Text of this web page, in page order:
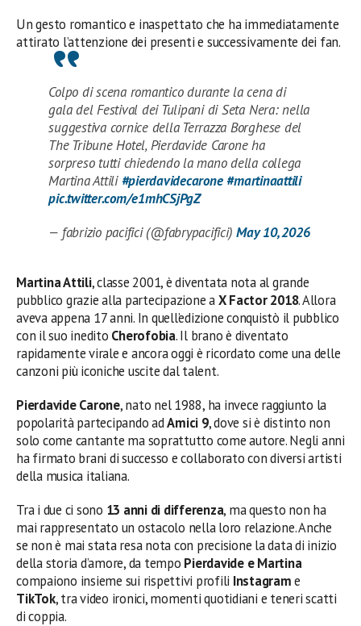
Un gesto romantico e inaspettato che ha immediatamente
attirato l’attenzione dei presenti e successivamente dei fan.
Colpo di scena romantico durante la cena di
gala del Festival dei Tulipani di Seta Nera: nella
suggestiva cornice della Terrazza Borghese del
The Tribune Hotel, Pierdavide Carone ha
sorpreso tutti chiedendo la mano della collega
Martina Attili #pierdavidecarone #martinaattili
pic.twitter.com/e1mhCSjPgZ
— fabrizio pacifici (@fabrypacifici)May 10, 2026
Martina Attili, classe 2001, è diventata nota al grande
pubblico grazie alla partecipazione aX Factor 2018. Allora
aveva appena 17 anni. In quell’edizione conquistò il pubblico
con il suo inedito Cherofobia. Il brano è diventato
rapidamente virale e ancora oggi è ricordato come una delle
canzoni più iconiche uscite dal talent.
Pierdavide Carone, nato nel 1988, ha invece raggiunto la
popolarità partecipando adAmici 9, dove si è distinto non
solo come cantante ma soprattutto come autore. Negli anni
ha firmato brani di successo e collaborato con diversi artisti
della musica italiana.
Tra i due ci sono 13 anni di differenza, ma questo non ha
mai rappresentato un ostacolo nella loro relazione. Anche
se non è mai stata resa nota con precisione la data di inizio
della storia d’amore, da tempo Pierdavide e Martina
compaiono insieme sui rispettivi profili Instagrame
TikTok, tra video ironici, momenti quotidiani e teneri scatti
di coppia.